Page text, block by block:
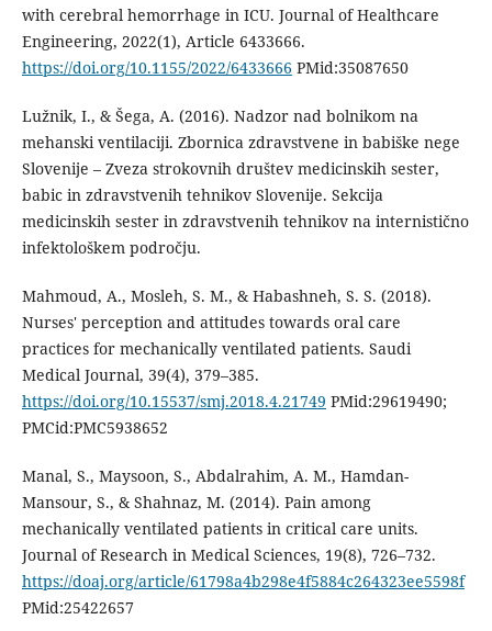
with cerebral hemorrhage in ICU. Journal of Healthcare
Engineering, 2022(1), Article 6433666.
https://doi.org/10.1155/2022/6433666 PMid:35087650
Lužnik, I., & Šega, A. (2016). Nadzor nad bolnikom na
mehanski ventilaciji. Zbornica zdravstvene in babiške nege
Slovenije – Zveza strokovnih društev medicinskih sester,
babic in zdravstvenih tehnikov Slovenije. Sekcija
medicinskih sester in zdravstvenih tehnikov na internistično
infektološkem področju.
Mahmoud, A., Mosleh, S. M., & Habashneh, S. S. (2018).
Nurses' perception and attitudes towards oral care
practices for mechanically ventilated patients. Saudi
Medical Journal, 39(4), 379–385.
https://doi.org/10.15537/smj.2018.4.21749 PMid:29619490;
PMCid:PMC5938652
Manal, S., Maysoon, S., Abdalrahim, A. M., Hamdan-
Mansour, S., & Shahnaz, M. (2014). Pain among
mechanically ventilated patients in critical care units.
Journal of Research in Medical Sciences, 19(8), 726–732.
https://doaj.org/article/61798a4b298e4f5884c264323ee5598f
PMid:25422657